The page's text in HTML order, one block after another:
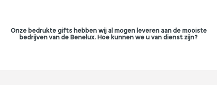
Onze bedrukte gifts hebben wij al mogen leveren aan de mooiste
bedrijven van de Benelux. Hoe kunnen we u van dienst zijn?